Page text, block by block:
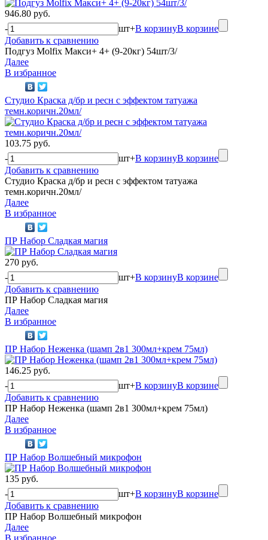
946.80 руб.
-
шт+В корзинуВ корзине
Добавить к сравнению
Подгуз Molfix Макси+ 4+ (9-20кг) 54шт/3/
Далее
В избранное
Студио Краска д/бр и ресн с эффектом татуажа
темн.коричн.20мл/
103.75 руб.
-
шт+В корзинуВ корзине
Добавить к сравнению
Студио Краска д/бр и ресн с эффектом татуажа
темн.коричн.20мл/
Далее
В избранное
ПР Набор Сладкая магия
270 руб.
-
шт+В корзинуВ корзине
Добавить к сравнению
ПР Набор Сладкая магия
Далее
В избранное
ПР Набор Неженка (шамп 2в1 300мл+крем 75мл)
146.25 руб.
-
шт+В корзинуВ корзине
Добавить к сравнению
ПР Набор Неженка (шамп 2в1 300мл+крем 75мл)
Далее
В избранное
ПР Набор Волшебный микрофон
135 руб.
-
шт+В корзинуВ корзине
Добавить к сравнению
ПР Набор Волшебный микрофон
Далее
В избранное